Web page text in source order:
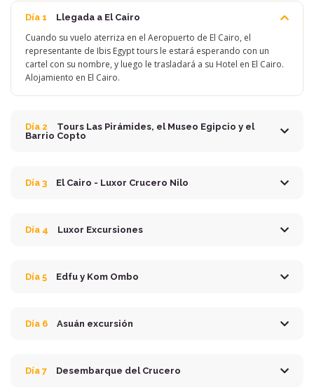
Día 1 Llegada a El Cairo
Cuando su vuelo aterriza en el Aeropuerto de El Cairo, el
representante de Ibis Egypt tours le estará esperando con un
cartel con su nombre, y luego le trasladará a su Hotel en El Cairo.
Alojamiento en El Cairo.
Día 2
Tours Las Pirámides, el Museo Egipcio y el
Barrio Copto
Día 3 El Cairo - Luxor Crucero Nilo
Día 4 Luxor Excursiones
Día 5 Edfu y Kom Ombo
Día 6 Asuán excursión
Día 7 Desembarque del Crucero